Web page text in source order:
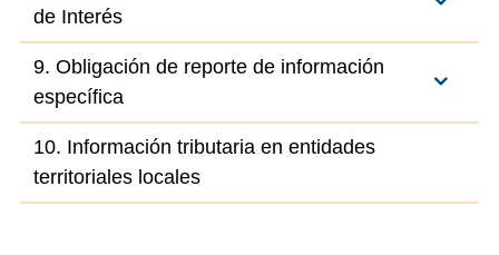
de Interés
9. Obligación de reporte de información
específica
10. Información tributaria en entidades
territoriales locales